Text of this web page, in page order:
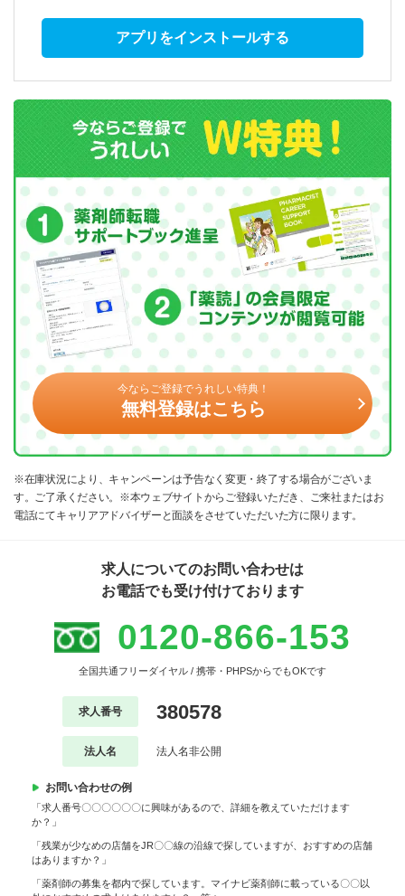
アプリをインストールする
今ならご登録でうれしい特典！
無料登録はこちら
※在庫状況により、キャンペーンは予告なく変更・終了する場合がございま
す。ご了承ください。※本ウェブサイトからご登録いただき、ご来社またはお
電話にてキャリアアドバイザーと面談をさせていただいた方に限ります。
求人についてのお問い合わせは
お電話でも受け付けております
0120-866-153
全国共通フリーダイヤル / 携帯・PHPSからでもOKです
求人番号 380578
法人名 法人名非公開
お問い合わせの例
「求人番号〇〇〇〇〇〇に興味があるので、詳細を教えていただけます
か？」
「残業が少なめの店舗をJR〇〇線の沿線で探していますが、おすすめの店舗
はありますか？」
「薬剤師の募集を都内で探しています。マイナビ薬剤師に載っている〇〇以